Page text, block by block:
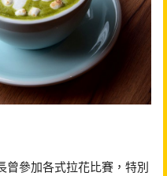
曾參加各式拉花比賽，特別